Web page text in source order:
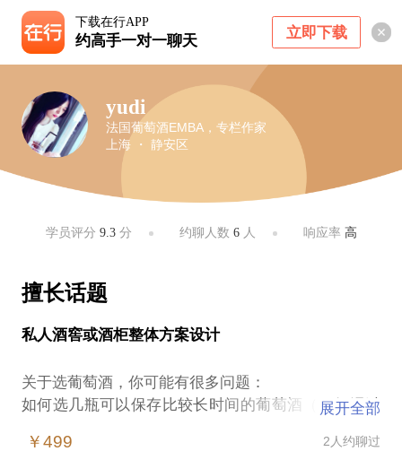
下载在行APP
约高手一对一聊天 立即下载
yudi
法国葡萄酒EMBA，专栏作家
上海 ・ 静安区
学员评分 9.3分 约聊人数 6人 响应率 高
擅长话题
私人酒窖或酒柜整体方案设计
关于选葡萄酒，你可能有很多问题：
如何选几瓶可以保存比较长时间的葡萄酒（一般浸过
孩子刚出生，我想买一瓶酒存到他或者她18岁时开，
展开全部
￥499 2人约聊过